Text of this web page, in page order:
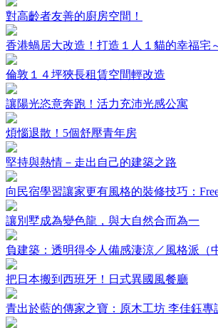
對高齡者友善的廚房空間！
香港蝸居大改造！打造１人１貓的幸福宅
倫敦１４坪狹長租賃空間輕改造
讓陽光恣意奔跑！活力充沛光感公寓
煩惱退散！5個舒壓青年房
堅持與熱情－走出自己的建築之路
向民宿學習讓家更有風格的裝修技巧：
讓別墅成為變色龍，與大自然合而為一
負建築：透明得令人備感淒涼／風格派（
把日本搬到西班牙！日式異國風餐廳
青出於藍的傳家之寶：原木工坊 李佳鈺專